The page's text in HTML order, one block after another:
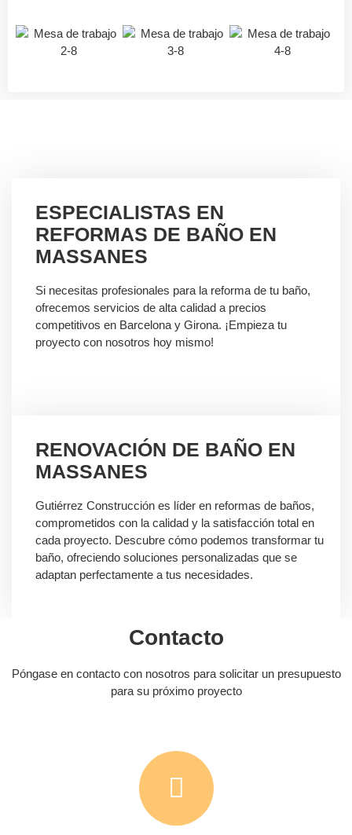
ESPECIALISTAS EN
REFORMAS DE BAÑO EN
MASSANES
Si necesitas profesionales para la reforma de tu baño,
ofrecemos servicios de alta calidad a precios
competitivos en Barcelona y Girona. ¡Empieza tu
proyecto con nosotros hoy mismo!
RENOVACIÓN DE BAÑO EN
MASSANES
Gutiérrez Construcción es líder en reformas de baños,
comprometidos con la calidad y la satisfacción total en
cada proyecto. Descubre cómo podemos transformar tu
baño, ofreciendo soluciones personalizadas que se
adaptan perfectamente a tus necesidades.
Contacto
Póngase en contacto con nosotros para solicitar un presupuesto
para su próximo proyecto